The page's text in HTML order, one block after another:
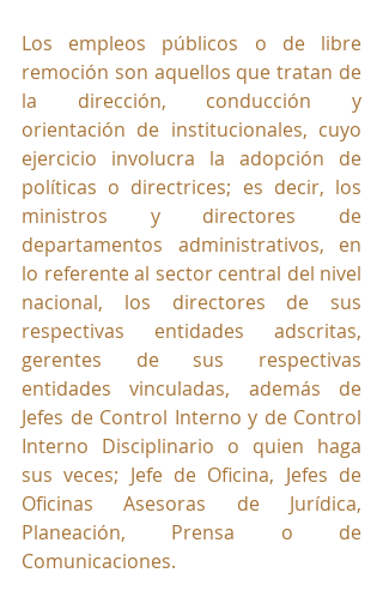
Los empleos públicos o de libre
remoción son aquellos que tratan de
la dirección, conducción y
orientación de institucionales, cuyo
ejercicio involucra la adopción de
políticas o directrices; es decir, los
ministros y directores de
departamentos administrativos, en
lo referente al sector central del nivel
nacional, los directores de sus
respectivas entidades adscritas,
gerentes de sus respectivas
entidades vinculadas, además de
Jefes de Control Interno y de Control
Interno Disciplinario o quien haga
sus veces; Jefe de Oficina, Jefes de
Oficinas Asesoras de Jurídica,
Planeación, Prensa o de
Comunicaciones.